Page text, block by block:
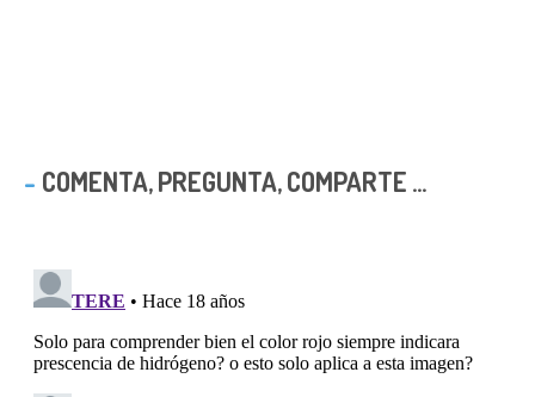
COMENTA, PREGUNTA, COMPARTE ...